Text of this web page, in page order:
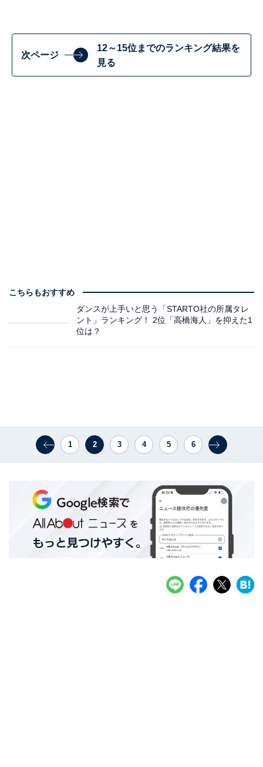
次ページ
12～15位までのランキング結果を
見る
こちらもおすすめ
ダンスが上手いと思う「STARTO社の所属タレ
ント」ランキング！ 2位「高橋海人」を抑えた1
位は？
1 2 3 4 5 6